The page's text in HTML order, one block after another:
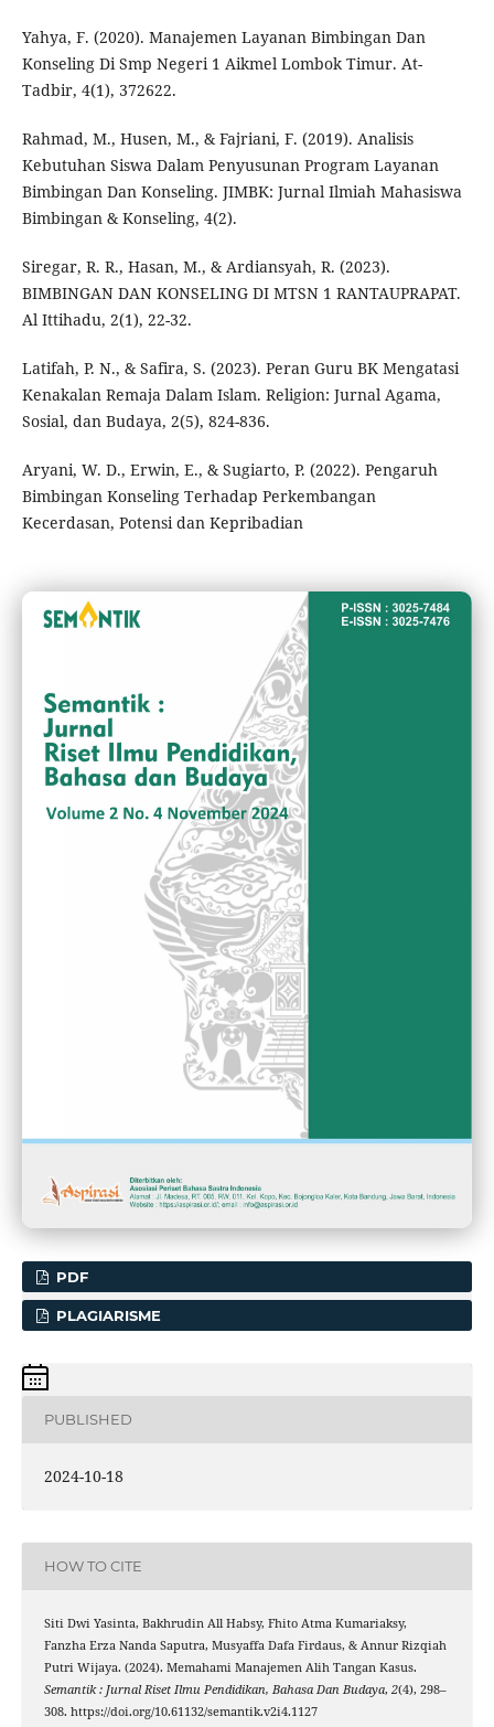
Yahya, F. (2020). Manajemen Layanan Bimbingan Dan
Konseling Di Smp Negeri 1 Aikmel Lombok Timur. At-
Tadbir, 4(1), 372622.
Rahmad, M., Husen, M., & Fajriani, F. (2019). Analisis
Kebutuhan Siswa Dalam Penyusunan Program Layanan
Bimbingan Dan Konseling. JIMBK: Jurnal Ilmiah Mahasiswa
Bimbingan & Konseling, 4(2).
Siregar, R. R., Hasan, M., & Ardiansyah, R. (2023).
BIMBINGAN DAN KONSELING DI MTSN 1 RANTAUPRAPAT.
Al Ittihadu, 2(1), 22-32.
Latifah, P. N., & Safira, S. (2023). Peran Guru BK Mengatasi
Kenakalan Remaja Dalam Islam. Religion: Jurnal Agama,
Sosial, dan Budaya, 2(5), 824-836.
Aryani, W. D., Erwin, E., & Sugiarto, P. (2022). Pengaruh
Bimbingan Konseling Terhadap Perkembangan
Kecerdasan, Potensi dan Kepribadian
PDF
PLAGIARISME
PUBLISHED
2024-10-18
HOW TO CITE
Siti Dwi Yasinta, Bakhrudin All Habsy, Fhito Atma Kumariaksy,
Fanzha Erza Nanda Saputra, Musyaffa Dafa Firdaus, & Annur Rizqiah
Putri Wijaya. (2024). Memahami Manajemen Alih Tangan Kasus.
Semantik : Jurnal Riset Ilmu Pendidikan, Bahasa Dan Budaya, 2(4), 298–
308. https://doi.org/10.61132/semantik.v2i4.1127